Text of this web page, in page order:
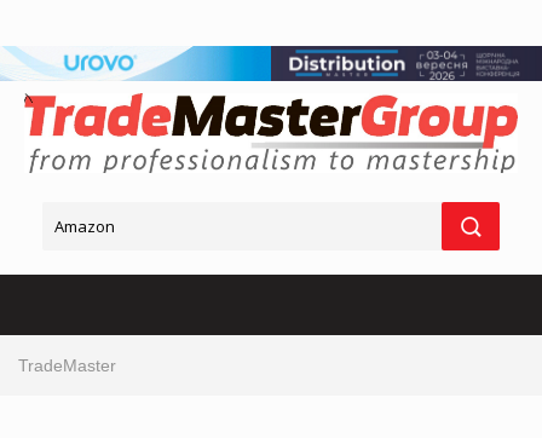
TradeMaster